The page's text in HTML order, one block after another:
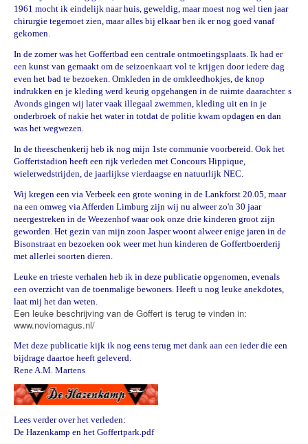
1961 mocht ik eindelijk naar huis, geweldig, maar moest nog wel tien jaar
chirurgie tegemoet zien, maar alles bij elkaar ben ik er nog goed vanaf
gekomen.
In de zomer was het Goffertbad een centrale ontmoetingsplaats. Ik had er
een kunst van gemaakt om de seizoenkaart vol te krijgen door iedere dag
even het bad te bezoeken. Omkleden in de omkleedhokjes, de knop
indrukken en je kleding werd keurig opgehangen in de ruimte daarachter. s
Avonds gingen wij later vaak illegaal zwemmen, kleding uit en in je
onderbroek of nakie het water in totdat de politie kwam opdagen en dan
was het wegwezen.
In de theeschenkerij heb ik nog mijn 1 ste communie voorbereid. Ook het
Goffertstadion heeft een rijk verleden met Concours Hippique,
wielerwedstrijden, de jaarlijkse vierdaagse en natuurlijk NEC.
Wij kregen een via Verbeek een grote woning in de Lankforst 20.05, maar
na een omweg via Afferden Limburg zijn wij nu alweer zo'n 30 jaar
neergestreken in de Weezenhof waar ook onze drie kinderen groot zijn
geworden. Het gezin van mijn zoon Jasper woont alweer enige jaren in de
Bisonstraat en bezoeken ook weer met hun kinderen de Goffertboerderij
met allerlei soorten dieren.
Leuke en trieste verhalen heb ik in deze publicatie opgenomen, evenals
een overzicht van de toenmalige bewoners. Heeft u nog leuke anekdotes,
laat mij het dan weten.
Een leuke beschrijving van de Goffert is terug te vinden in:
www.noviomagus.nl/
Met deze publicatie kijk ik nog eens terug met dank aan een ieder die een
bijdrage daartoe heeft geleverd.
Rene A.M. Martens
Lees verder over het verleden:
De Hazenkamp en het Goffertpark.pdf